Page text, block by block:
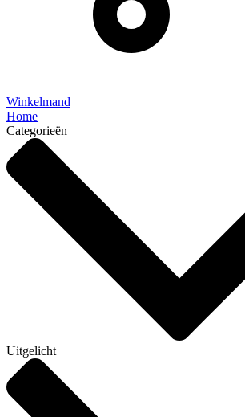
Winkelmand
Home
Categorieën
Uitgelicht